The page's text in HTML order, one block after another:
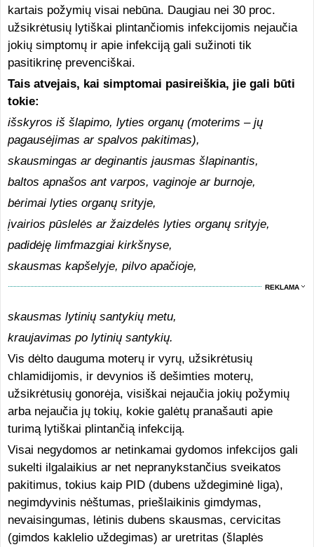
kartais požymių visai nebūna. Daugiau nei 30 proc.
užsikrėtusių lytiškai plintančiomis infekcijomis nejaučia
jokių simptomų ir apie infekciją gali sužinoti tik
pasitikrinę prevenciškai.
Tais atvejais, kai simptomai pasireiškia, jie gali būti
tokie:
išskyros iš šlapimo, lyties organų (moterims – jų
pagausėjimas ar spalvos pakitimas),
skausmingas ar deginantis jausmas šlapinantis,
baltos apnašos ant varpos, vaginoje ar burnoje,
bėrimai lyties organų srityje,
įvairios pūslelės ar žaizdelės lyties organų srityje,
padidėję limfmazgiai kirkšnyse,
skausmas kapšelyje, pilvo apačioje,
REKLAMA
skausmas lytinių santykių metu,
kraujavimas po lytinių santykių.
Vis dėlto dauguma moterų ir vyrų, užsikrėtusių
chlamidijomis, ir devynios iš dešimties moterų,
užsikrėtusių gonorėja, visiškai nejaučia jokių požymių
arba nejaučia jų tokių, kokie galėtų pranašauti apie
turimą lytiškai plintančią infekciją.
Visai negydomos ar netinkamai gydomos infekcijos gali
sukelti ilgalaikius ar net nepranykstančius sveikatos
pakitimus, tokius kaip PID (dubens uždegiminė liga),
negimdyvinis nėštumas, priešlaikinis gimdymas,
nevaisingumas, lėtinis dubens skausmas, cervicitas
(gimdos kaklelio uždegimas) ar uretritas (šlaplės